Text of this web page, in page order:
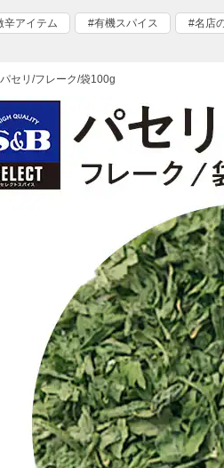
辛アイテム #有機スパイス #名店
セリ/フレーク/袋100g